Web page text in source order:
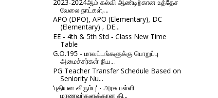
2023-2024ஆம் கல்வி ஆண்டிற்கான உத்தேச
வேலை நாட்கள்,...
APO (DPO), APO (Elementary), DC
(Elementary) , DE...
EE - 4th & 5th Std - Class New Time
Table
G.O.195 - மாவட்டங்களுக்கு பொறுப்பு
அமைச்சர்கள் நிய...
PG Teacher Transfer Schedule Based on
Seniority Nu...
‘புதியன விரும்பு' - அரசு பள்ளி
மாணவர்களுக்கான தி...